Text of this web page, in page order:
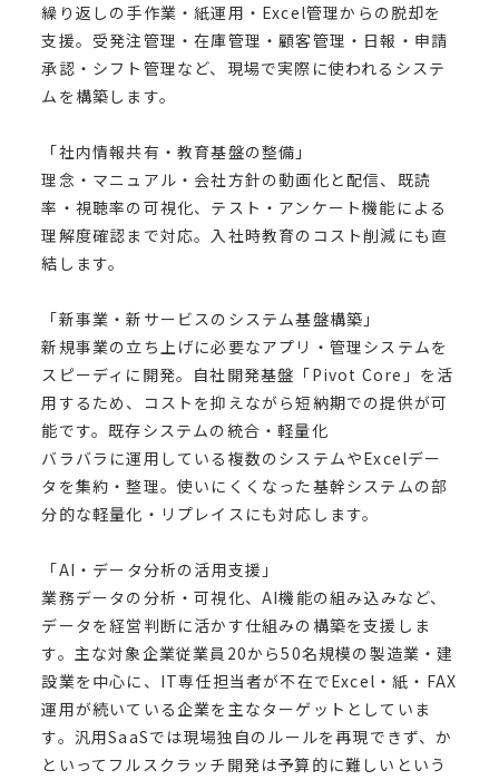
繰り返しの手作業・紙運用・Excel管理からの脱却を
支援。受発注管理・在庫管理・顧客管理・日報・申請
承認・シフト管理など、現場で実際に使われるシステ
ムを構築します。
「社内情報共有・教育基盤の整備」
理念・マニュアル・会社方針の動画化と配信、既読
率・視聴率の可視化、テスト・アンケート機能による
理解度確認まで対応。入社時教育のコスト削減にも直
結します。
「新事業・新サービスのシステム基盤構築」
新規事業の立ち上げに必要なアプリ・管理システムを
スピーディに開発。自社開発基盤「Pivot Core」を活
用するため、コストを抑えながら短納期での提供が可
能です。既存システムの統合・軽量化
バラバラに運用している複数のシステムやExcelデー
タを集約・整理。使いにくくなった基幹システムの部
分的な軽量化・リプレイスにも対応します。
「AI・データ分析の活用支援」
業務データの分析・可視化、AI機能の組み込みなど、
データを経営判断に活かす仕組みの構築を支援しま
す。主な対象企業従業員20から50名規模の製造業・建
設業を中心に、IT専任担当者が不在でExcel・紙・FAX
運用が続いている企業を主なターゲットとしていま
す。汎用SaaSでは現場独自のルールを再現できず、か
といってフルスクラッチ開発は予算的に難しいという